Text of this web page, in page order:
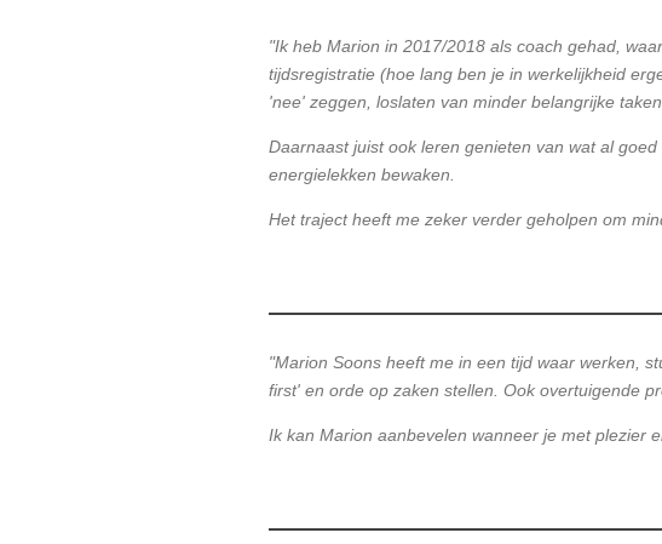
"Ik heb Marion in 2017/2018 als coach gehad,
tijdsregistratie (hoe lang ben je in werkelijkheid
'nee' zeggen, loslaten van minder belangrijke
Daarnaast juist ook leren genieten van wat al
energielekken bewaken.
Het traject heeft me zeker verder geholpen om
"Marion Soons heeft me in een tijd waar werken,
first' en orde op zaken stellen. Ook overtuigende
Ik kan Marion aanbevelen wanneer je met plezier